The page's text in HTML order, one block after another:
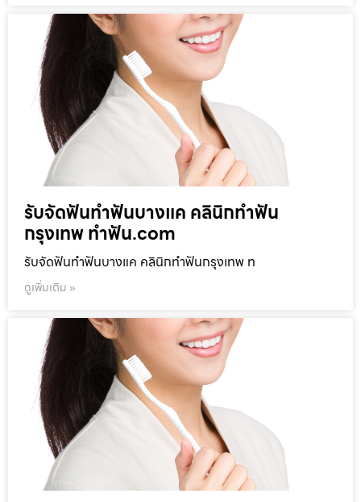
รับจัดฟันทำฟันบางแค คลินิกทำฟัน
กรุงเทพ ทำฟัน.com
รับจัดฟันทำฟันบางแค คลินิกทำฟันกรุงเทพ ท
ดูเพิ่มเติม »